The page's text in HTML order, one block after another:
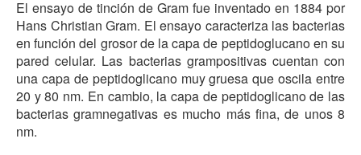
El ensayo de tinción de Gram fue inventado en 1884 por
Hans Christian Gram. El ensayo caracteriza las bacterias
en función del grosor de la capa de peptidoglucano en su
pared celular. Las bacterias grampositivas cuentan con
una capa de peptidoglicano muy gruesa que oscila entre
20 y 80 nm. En cambio, la capa de peptidoglicano de las
bacterias gramnegativas es mucho más fina, de unos 8
nm.